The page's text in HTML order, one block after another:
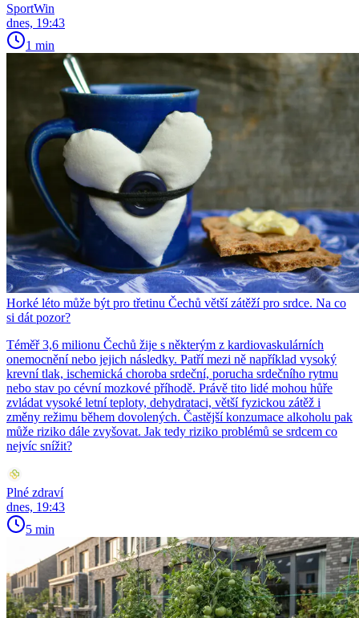
SportWin
dnes, 19:43
1 min
Horké léto může být pro třetinu Čechů větší zátěží pro srdce. Na co
si dát pozor?
Téměř 3,6 milionu Čechů žije s některým z kardiovaskulárních
onemocnění nebo jejich následky. Patří mezi ně například vysoký
krevní tlak, ischemická choroba srdeční, porucha srdečního rytmu
nebo stav po cévní mozkové příhodě. Právě tito lidé mohou hůře
zvládat vysoké letní teploty, dehydrataci, větší fyzickou zátěž i
změny režimu během dovolených. Častější konzumace alkoholu pak
může riziko dále zvyšovat. Jak tedy riziko problémů se srdcem co
nejvíc snížit?
Plné zdraví
dnes, 19:43
5 min